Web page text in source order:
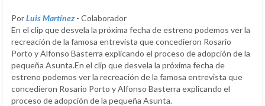
PorLuis Martínez - Colaborador
En el clip que desvela la próxima fecha de estreno podemos ver la
recreación de la famosa entrevista que concedieron Rosario
Porto y Alfonso Basterra explicando el proceso de adopción de la
pequeña Asunta.En el clip que desvela la próxima fecha de
estreno podemos ver la recreación de la famosa entrevista que
concedieron Rosario Porto y Alfonso Basterra explicando el
proceso de adopción de la pequeña Asunta.